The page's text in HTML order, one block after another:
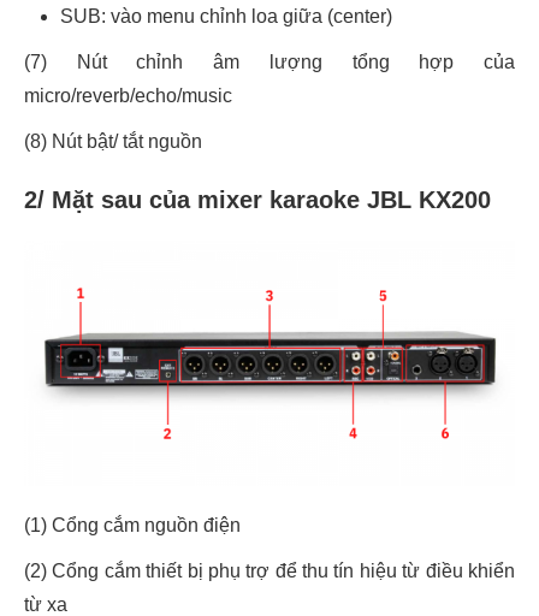
SUB: vào menu chỉnh loa giữa (center)
(7) Nút chỉnh âm lượng tổng hợp của
micro/reverb/echo/music
(8) Nút bật/ tắt nguồn
2/ Mặt sau của mixer karaoke JBL KX200
(1) Cổng cắm nguồn điện
(2) Cổng cắm thiết bị phụ trợ để thu tín hiệu từ điều khiển
từ xa